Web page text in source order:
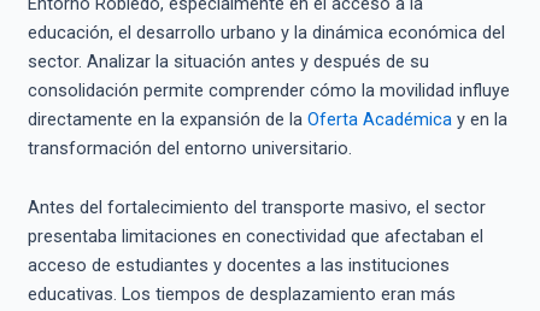
educación, el desarrollo urbano y la dinámica económica del
sector. Analizar la situación antes y después de su
consolidación permite comprender cómo la movilidad influye
directamente en la expansión de la Oferta Académicay en la
transformación del entorno universitario.
Antes del fortalecimiento del transporte masivo, el sector
presentaba limitaciones en conectividad que afectaban el
acceso de estudiantes y docentes a las instituciones
educativas. Los tiempos de desplazamiento eran más